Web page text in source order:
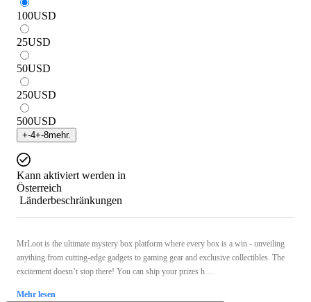
100USD
25USD
50USD
250USD
500USD
+-4+-8mehr.
Kann aktiviert werden in
Österreich
Länderbeschränkungen
MrLoot is the ultimate mystery box platform where every box is a win - unveiling
anything from cutting-edge gadgets to gaming gear and exclusive collectibles. The
excitement doesn’t stop there! You can ship your prizes h ...
Mehr lesen